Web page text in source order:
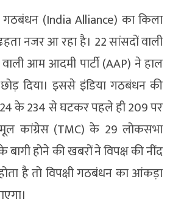
(India Alliance) का किला
नजर आ रहा है। 22 सांसदों वाली
आम आदमी पार्टी (AAP) ने हाल
दिया। इससे इंडिया गठबंधन की
के 234 से घटकर पहले ही 209 पर
कांग्रेस (TMC) के 29 लोकसभा
बागी होने की खबरों ने विपक्ष की नींद
है तो विपक्षी गठबंधन का आंकड़ा